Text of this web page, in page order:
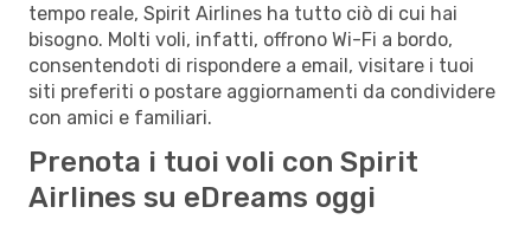
tempo reale, Spirit Airlines ha tutto ciò di cui hai
bisogno. Molti voli, infatti, offrono Wi-Fi a bordo,
consentendoti di rispondere a email, visitare i tuoi
siti preferiti o postare aggiornamenti da condividere
con amici e familiari.
Prenota i tuoi voli con Spirit
Airlines su eDreams oggi